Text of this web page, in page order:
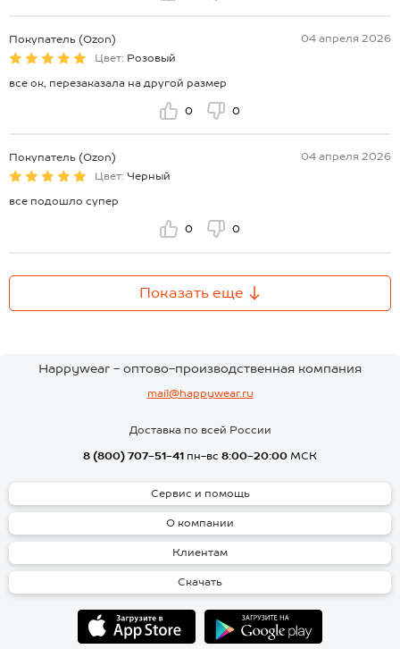
Покупатель (Ozon)
04 апреля 2026
Цвет: Розовый
все ок, перезаказала на другой размер
0 0
Покупатель (Ozon)
04 апреля 2026
Цвет: Черный
все подошло супер
0 0
Показать еще
Happywear - оптово-производственная компания
mail@happywear.ru
Доставка по всей России
8 (800) 707-51-41 пн-вс 8:00-20:00 МСК
Сервис и помощь
О компании
Клиентам
Скачать